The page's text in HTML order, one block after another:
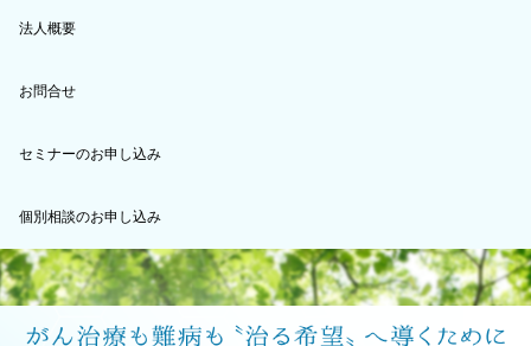
法人概要
お問合せ
セミナーのお申し込み
個別相談のお申し込み